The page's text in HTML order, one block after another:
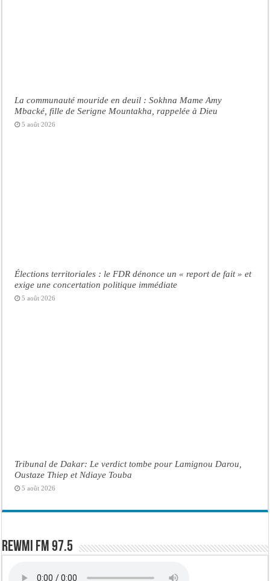
La communauté mouride en deuil : Sokhna Mame Amy
Mbacké, fille de Serigne Mountakha, rappelée à Dieu
5 août 2026
Élections territoriales : le FDR dénonce un « report de fait » et
exige une concertation politique immédiate
5 août 2026
Tribunal de Dakar: Le verdict tombe pour Lamignou Darou,
Oustaze Thiep et Ndiaye Touba
5 août 2026
Rewmi FM 97.5